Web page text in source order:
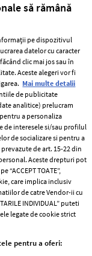
si conditii
cookies
să rămână
pe dispozitivul
datelor cu caracter
clic mai jos sau în
Aceste alegeri vor fi
Mai multe detalii
de publicitate
analitice) prelucram
a personaliza
de interesele si/sau profilul
de socializare si pentru a
de art. 15-22 din
Aceste drepturi pot
“ACCEPT TOATE”,
care implica inclusiv
de catre Vendor-ii cu
INDIVIDUAL” puteti
legate de cookie strict
pentru a oferi: